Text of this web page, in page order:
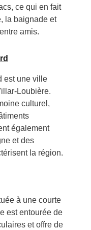
ce qui en fait
la baignade et
amis.
est une ville
Loubière.
culturel,
également
et des
la région.
à une courte
est entourée de
et offre de